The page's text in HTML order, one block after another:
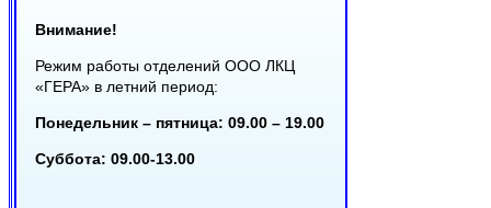
Внимание!
Режим работы отделений ООО ЛКЦ
«ГЕРА» в летний период:
Понедельник – пятница: 09.00 – 19.00
Суббота: 09.00-13.00